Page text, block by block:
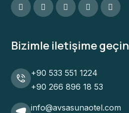
Bizimle iletişime geçin
+90 533 551 1224
+90 266 896 18 53
info@avsasunaotel.com